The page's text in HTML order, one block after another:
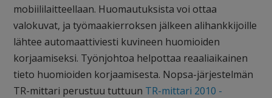
mobiililaitteellaan. Huomautuksista voi ottaa
valokuvat, ja työmaakierroksen jälkeen alihankkijoille
lähtee automaattiviesti kuvineen huomioiden
korjaamiseksi. Työnjohtoa helpottaa reaaliaikainen
tieto huomioiden korjaamisesta. Nopsa-järjestelmän
TR-mittari perustuu tuttuun TR-mittari 2010 -